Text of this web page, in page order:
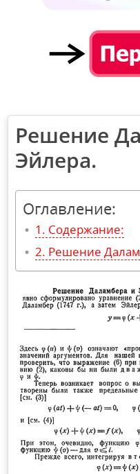
Решение
Эйлера.
Оглавление:
Содержание:
Решение